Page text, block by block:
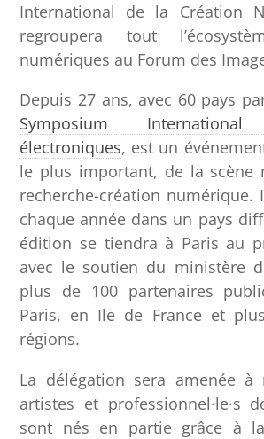
International de la Création
regroupera tout
numériques au Forum des
Depuis 27 ans, avec 60 pays
Symposium
électroniques, est un
le plus important, de la scène
recherche-création numérique.
chaque année dans un pays
édition se tiendra à Paris au
avec le soutien du ministère
plus de 100 partenaires
Paris, en Ile de France et
régions.
La délégation sera amenée à
artistes et professionnel·le·s
sont nés en partie grâce à